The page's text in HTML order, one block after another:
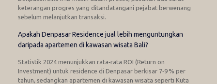
keterangan progres yang ditandatangani pejabat berwenang
sebelum melanjutkan transaksi.
Apakah Denpasar Residence jual lebih menguntungkan
daripada apartemen di kawasan wisata Bali?
Statistik 2024 menunjukkan rata‑rata ROI (Return on
Investment) untuk residence di Denpasar berkisar 7‑9 % per
tahun, sedangkan apartemen di kawasan wisata seperti Kuta